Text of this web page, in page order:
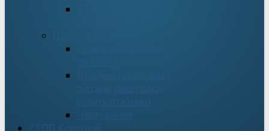
СТОП Корупція